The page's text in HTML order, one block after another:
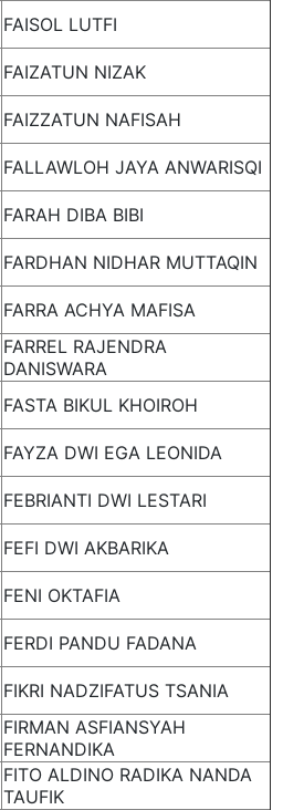
FAISOL LUTFI
FAIZATUN NIZAK
FAIZZATUN NAFISAH
FALLAWLOH JAYA ANWARISQI
FARAH DIBA BIBI
FARDHAN NIDHAR MUTTAQIN
FARRA ACHYA MAFISA
FARREL RAJENDRA
DANISWARA
FASTA BIKUL KHOIROH
FAYZA DWI EGA LEONIDA
FEBRIANTI DWI LESTARI
FEFI DWI AKBARIKA
FENI OKTAFIA
FERDI PANDU FADANA
FIKRI NADZIFATUS TSANIA
FIRMAN ASFIANSYAH
FERNANDIKA
FITO ALDINO RADIKA NANDA
TAUFIK